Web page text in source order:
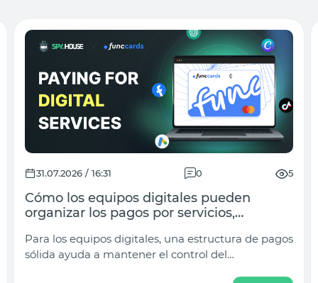
29.07.2026 / 17:28 0 14
Proxies de ISP frente a proxies
residenciales para marketing de
La elección entre proxies de ISP y proxies
residenciales suele reducirse a comparar precio o